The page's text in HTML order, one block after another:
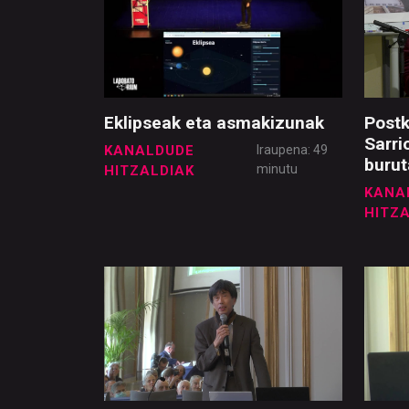
Eklipseak eta asmakizunak
KANALDUDE
HITZALDIAK
Iraupena: 49
minutu